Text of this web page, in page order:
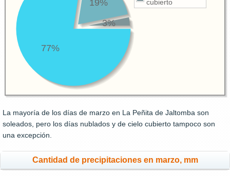
cubierto
77%
19%
3%
La mayoría de los días de marzo en La Peñita de Jaltomba son
soleados, pero los días nublados y de cielo cubierto tampoco son
una excepción.
Cantidad de precipitaciones en marzo, mm